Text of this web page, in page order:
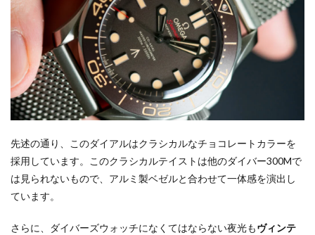
先述の通り、このダイアルはクラシカルなチョコレートカラーを
採用しています。このクラシカルテイストは他のダイバー300Mで
は見られないもので、アルミ製ベゼルと合わせて一体感を演出し
ています。
さらに、ダイバーズウォッチになくてはならない夜光もヴィンテ